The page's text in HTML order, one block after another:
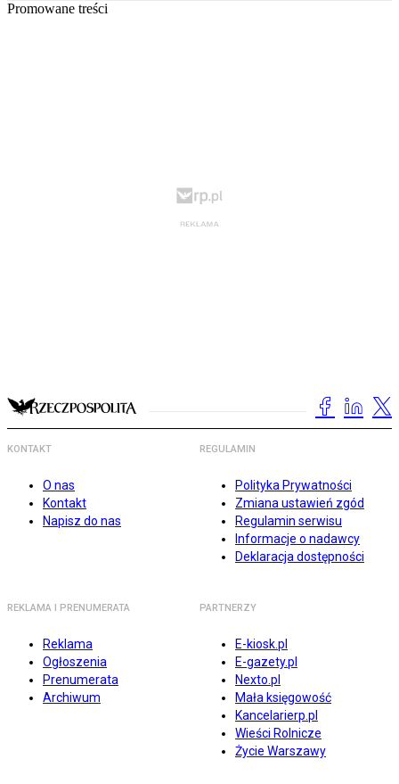
Promowane treści
KONTAKT
O nas
Kontakt
Napisz do nas
REGULAMIN
Polityka Prywatności
Zmiana ustawień zgód
Regulamin serwisu
Informacje o nadawcy
Deklaracja dostępności
REKLAMA I PRENUMERATA
Reklama
Ogłoszenia
Prenumerata
Archiwum
PARTNERZY
E-kiosk.pl
E-gazety.pl
Nexto.pl
Mała księgowość
Kancelarierp.pl
Wieści Rolnicze
Życie Warszawy